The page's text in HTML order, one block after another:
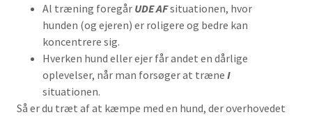
Al træning foregår UDE AFsituationen, hvor
hunden (og ejeren) er roligere og bedre kan
koncentrere sig.
Hverken hund eller ejer får andet en dårlige
oplevelser, når man forsøger at træne I
situationen.
Så er du træt af at kæmpe med en hund, der overhovedet